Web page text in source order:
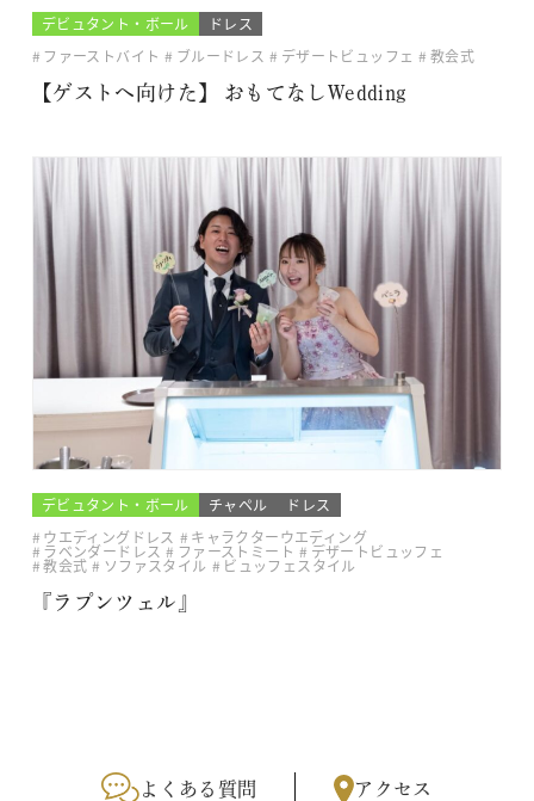
デビュタント・ボール
ドレス
ファーストバイト
ブルードレス デザートビュッフェ
教会式
【ゲストへ向けた】 おもてなしWedding
デビュタント・ボール チャペル
ドレス
ウエディングドレス
キャラクターウエディング
ラベンダードレス ファーストミート デザートビュッフェ
教会式 ソファスタイル
ビュッフェスタイル
『ラプンツェル』
よくある質問 アクセス